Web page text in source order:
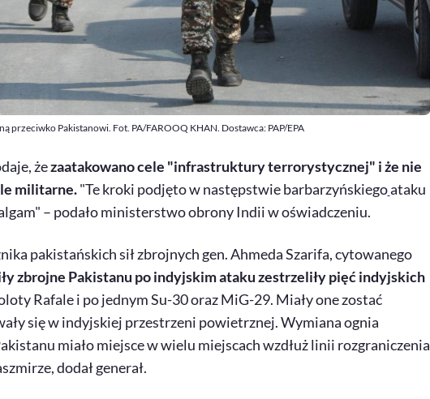
przeciwko Pakistanowi. Fot. PA/FAROOQ KHAN. Dostawca: PAP/EPA
żezaatakowano cele "infrastruktury terrorystycznej" i że nie
militarne."Te kroki podjęto w następstwie barbarzyńskiegoataku
– podało ministerstwo obrony Indii w oświadczeniu.
pakistańskich sił zbrojnych gen. Ahmeda Szarifa, cytowanego
zbrojne Pakistanu po indyjskim ataku zestrzeliły pięć indyjskich
Rafale i po jednym Su-30 oraz MiG-29. Miały one zostać
się w indyjskiej przestrzeni powietrznej. Wymiana ognia
miało miejsce w wielu miejscach wzdłuż linii rozgraniczenia
dodał generał.